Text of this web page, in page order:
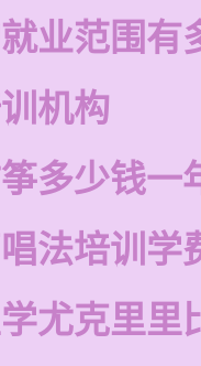
业范围有
机构
多少钱一
法培训学
尤克里里